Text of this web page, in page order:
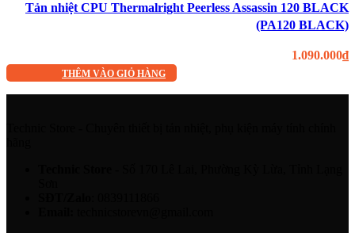
Tản nhiệt CPU Thermalright Peerless Assassin 120 BLACK
(PA120 BLACK)
1.090.000₫
THÊM VÀO GIỎ HÀNG